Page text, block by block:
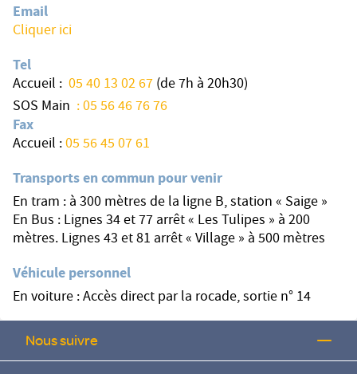
Email
Cliquer ici
Tel
Accueil : 05 40 13 02 67(de 7h à 20h30)
SOS Main : 05 56 46 76 76
Fax
Accueil :05 56 45 07 61
Transports en commun pour venir
En tram : à 300 mètres de la ligne B, station « Saige »
En Bus : Lignes 34 et 77 arrêt « Les Tulipes » à 200
mètres. Lignes 43 et 81 arrêt « Village » à 500 mètres
Véhicule personnel
En voiture : Accès direct par la rocade, sortie n° 14
Nous suivre